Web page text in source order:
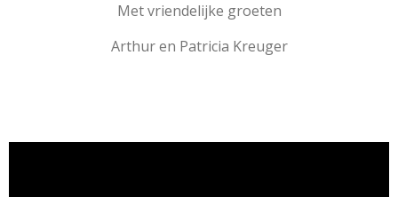
Met vriendelijke groeten
Arthur en Patricia Kreuger